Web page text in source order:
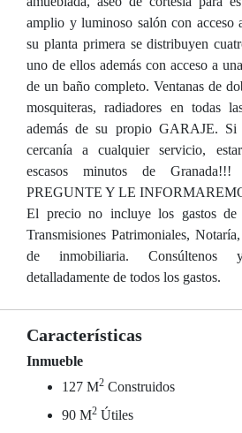
amplio y luminoso salón con
su planta primera se distribuyen
uno de ellos además con acceso a
de un baño completo. Ventanas de
mosquiteras, radiadores en todas
además de su propio GARAJE.
cercanía a cualquier servicio,
escasos minutos de
PREGUNTE Y LE
El precio no incluye los gastos de
Transmisiones Patrimoniales,
de inmobiliaria. Consúltenos
detalladamente de todos los gastos.
Características
Inmueble
127 M2 Construidos
90 M2 Útiles